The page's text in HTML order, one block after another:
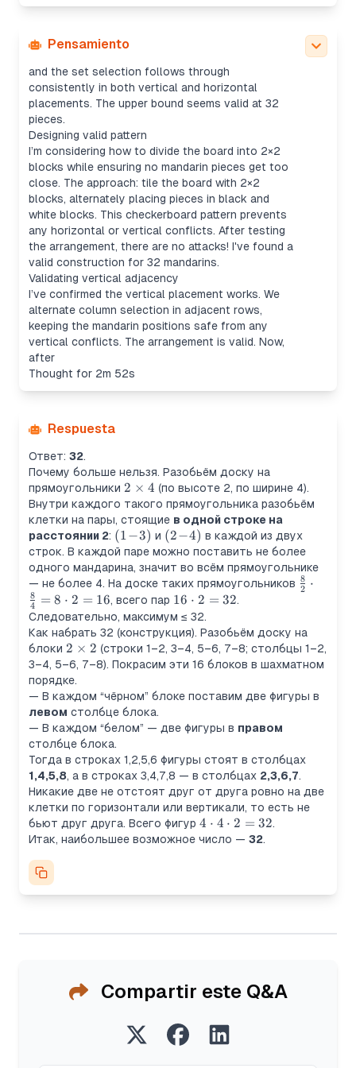
Pensamiento
checkerboard patterns for placement. The
no two mandarins have a difference of 2 in either
and the set selection follows through
consistently in both vertical and horizontal
placements. The upper bound seems valid at 32
pieces.
Designing valid pattern
I’m considering how to divide the board into 2×2
blocks while ensuring no mandarin pieces get too
close. The approach: tile the board with 2×2
blocks, alternately placing pieces in black and
white blocks. This checkerboard pattern prevents
any horizontal or vertical conflicts. After testing
the arrangement, there are no attacks! I've found a
valid construction for 32 mandarins.
Validating vertical adjacency
I’ve confirmed the vertical placement works. We
alternate column selection in adjacent rows,
keeping the mandarin positions safe from any
vertical conflicts. The arrangement is valid. Now,
after
Thought for 2m 52s
Respuesta
Ответ: 32.
Почему больше нельзя. Разобьём доску на
прямоугольники 2\times4
2 × 4 (по высоте 2, по ширине 4).
Внутри каждого такого прямоугольника разобьём
клетки на пары, стоящие в одной строке на
расстоянии 2: (1\!-
\!3)
(1−3) и (2\!-
\!4)
(2−4) в каждой из двух
строк. В каждой паре можно поставить не более
одного мандарина, значит во всём прямоугольнике
— не более 4. На доске таких прямоугольников \frac{8}
2
8 ⋅
4
8 = 8 ⋅ 2 = 16, всего пар 16\cdot2=32
16 ⋅ 2 = 32.
Следовательно, максимум ≤ 32.
Как набрать 32 (конструкция). Разобьём доску на
блоки 2\times2
2 × 2 (строки 1–2, 3–4, 5–6, 7–8; столбцы 1–2,
3–4, 5–6, 7–8). Покрасим эти 16 блоков в шахматном
порядке.
— В каждом “чёрном” блоке поставим две фигуры в
левом столбце блока.
— В каждом “белом” — две фигуры в правом
столбце блока.
Тогда в строках 1,2,5,6 фигуры стоят в столбцах
1,4,5,8, а в строках 3,4,7,8 — в столбцах 2,3,6,7.
Никакие две не отстоят друг от друга ровно на две
клетки по горизонтали или вертикали, то есть не
бьют друг друга. Всего фигур 4\cdot4\cdot2=32
4 ⋅ 4 ⋅ 2 = 32.
Итак, наибольшее возможное число — 32.
Compartir este Q&A